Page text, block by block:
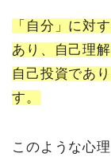
「自分」に対
あり、自己理
自己投資であ
す。
このような心